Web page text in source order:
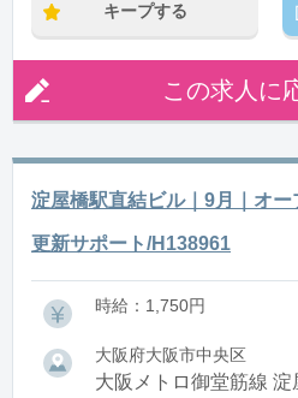
※残業：5〜20時間程度/
キープする
この求人に
淀屋橋駅直結ビル｜9月｜オ
更新サポート/H138961
時給：1,750円
大阪府大阪市中央区
大阪メトロ御堂筋線 淀